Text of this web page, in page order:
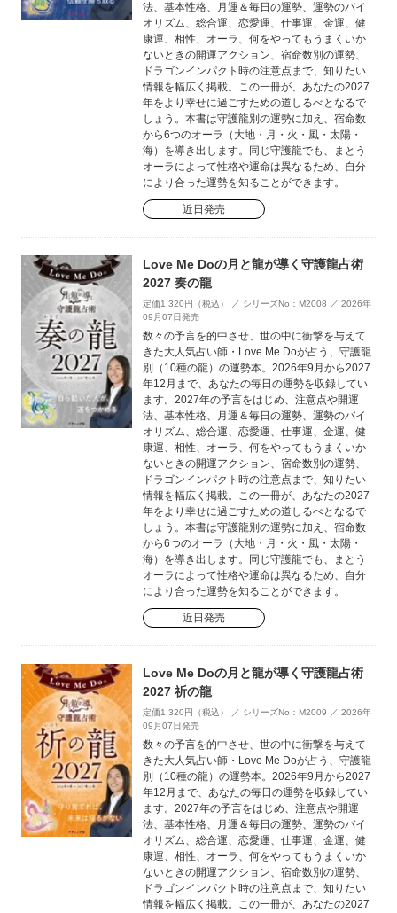
法、基本性格、月運＆毎日の運勢、運勢のバイ
オリズム、総合運、恋愛運、仕事運、金運、健
康運、相性、オーラ、何をやってもうまくいか
ないときの開運アクション、宿命数別の運勢、
ドラゴンインパクト時の注意点まで、知りたい
情報を幅広く掲載。この一冊が、あなたの2027
年をより幸せに過ごすための道しるべとなるで
しょう。本書は守護龍別の運勢に加え、宿命数
から6つのオーラ（大地・月・火・風・太陽・
海）を導き出します。同じ守護龍でも、まとう
オーラによって性格や運命は異なるため、自分
により合った運勢を知ることができます。
近日発売
Love Me Doの月と龍が導く守護龍占術
2027 奏の龍
定価1,320円（税込） ／ シリーズNo：M2008 ／ 2026年
09月07日発売
数々の予言を的中させ、世の中に衝撃を与えて
きた大人気占い師・Love Me Doが占う、守護龍
別（10種の龍）の運勢本。2026年9月から2027
年12月まで、あなたの毎日の運勢を収録してい
ます。2027年の予言をはじめ、注意点や開運
法、基本性格、月運＆毎日の運勢、運勢のバイ
オリズム、総合運、恋愛運、仕事運、金運、健
康運、相性、オーラ、何をやってもうまくいか
ないときの開運アクション、宿命数別の運勢、
ドラゴンインパクト時の注意点まで、知りたい
情報を幅広く掲載。この一冊が、あなたの2027
年をより幸せに過ごすための道しるべとなるで
しょう。本書は守護龍別の運勢に加え、宿命数
から6つのオーラ（大地・月・火・風・太陽・
海）を導き出します。同じ守護龍でも、まとう
オーラによって性格や運命は異なるため、自分
により合った運勢を知ることができます。
近日発売
Love Me Doの月と龍が導く守護龍占術
2027 祈の龍
定価1,320円（税込） ／ シリーズNo：M2009 ／ 2026年
09月07日発売
数々の予言を的中させ、世の中に衝撃を与えて
きた大人気占い師・Love Me Doが占う、守護龍
別（10種の龍）の運勢本。2026年9月から2027
年12月まで、あなたの毎日の運勢を収録してい
ます。2027年の予言をはじめ、注意点や開運
法、基本性格、月運＆毎日の運勢、運勢のバイ
オリズム、総合運、恋愛運、仕事運、金運、健
康運、相性、オーラ、何をやってもうまくいか
ないときの開運アクション、宿命数別の運勢、
ドラゴンインパクト時の注意点まで、知りたい
情報を幅広く掲載。この一冊が、あなたの2027